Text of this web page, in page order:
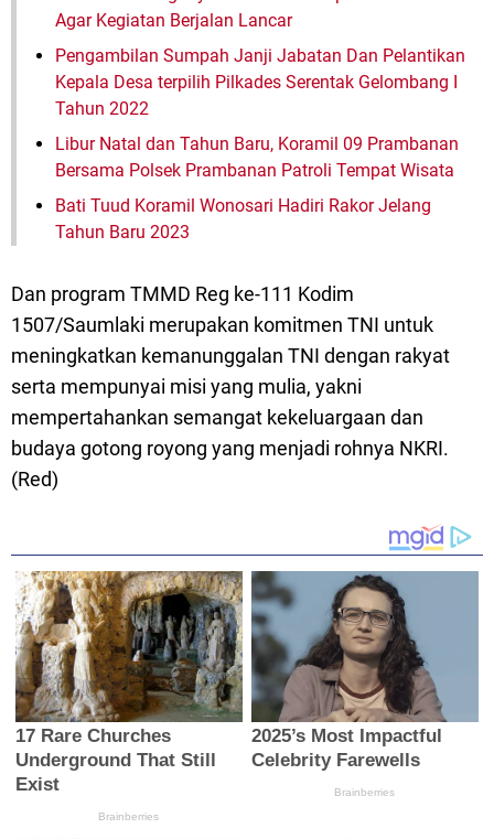
Agar Kegiatan Berjalan Lancar
Pengambilan Sumpah Janji Jabatan Dan Pelantikan
Kepala Desa terpilih Pilkades Serentak Gelombang I
Tahun 2022
Libur Natal dan Tahun Baru, Koramil 09 Prambanan
Bersama Polsek Prambanan Patroli Tempat Wisata
Bati Tuud Koramil Wonosari Hadiri Rakor Jelang
Tahun Baru 2023
Dan program TMMD Reg ke-111 Kodim
1507/Saumlaki merupakan komitmen TNI untuk
meningkatkan kemanunggalan TNI dengan rakyat
serta mempunyai misi yang mulia, yakni
mempertahankan semangat kekeluargaan dan
budaya gotong royong yang menjadi rohnya NKRI.
(Red)